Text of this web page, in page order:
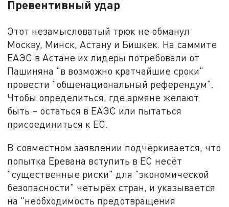
Превентивный удар
Этот незамысловатый трюк не обманул
Москву, Минск, Астану и Бишкек. На саммите
ЕАЭС в Астане их лидеры потребовали от
Пашиняна "в возможно кратчайшие сроки"
провести "общенациональный референдум".
Чтобы определиться, где армяне желают
быть – остаться в ЕАЭС или пытаться
присоединиться к ЕС.
В совместном заявлении подчёркивается, что
попытка Еревана вступить в ЕС несёт
"существенные риски" для "экономической
безопасности" четырёх стран, и указывается
на "необходимость предотвращения